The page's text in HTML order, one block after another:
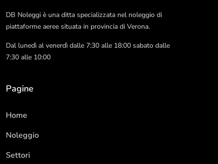
DB Noleggi è una ditta specializzata nel noleggio di
piattaforme aeree situata in provincia di Verona.
Dal lunedì al venerdì dalle 7:30 alle 18:00 sabato dalle
7:30 alle 10:00
Pagine
Home
Noleggio
Settori